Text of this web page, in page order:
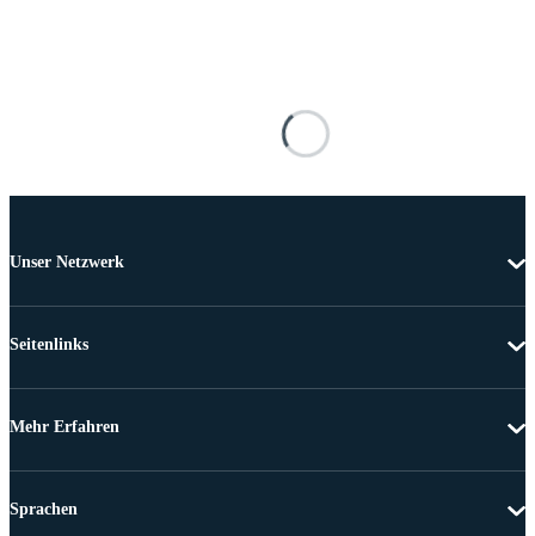
Unser Netzwerk
Seitenlinks
Mehr Erfahren
Sprachen